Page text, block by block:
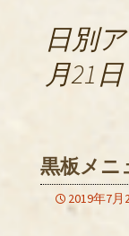
日別
月21日
黒板メニ
2019年7月